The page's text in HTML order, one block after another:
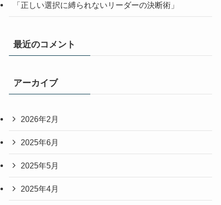
「正しい選択に縛られないリーダーの決断術」
最近のコメント
アーカイブ
2026年2月
2025年6月
2025年5月
2025年4月